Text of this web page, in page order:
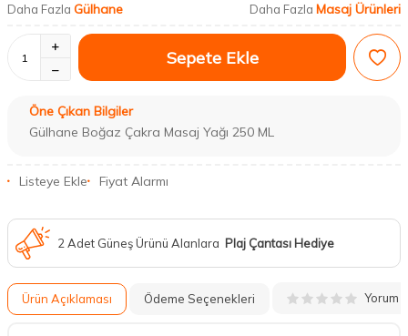
Daha Fazla Gülhane Daha Fazla Masaj Ürünleri
Sepete Ekle
Öne Çıkan Bilgiler
Gülhane Boğaz Çakra Masaj Yağı 250 ML
Listeye Ekle Fiyat Alarmı
2 Adet Güneş Ürünü Alanlara Plaj Çantası Hediye
Ürün Açıklaması Ödeme Seçenekleri Yorum